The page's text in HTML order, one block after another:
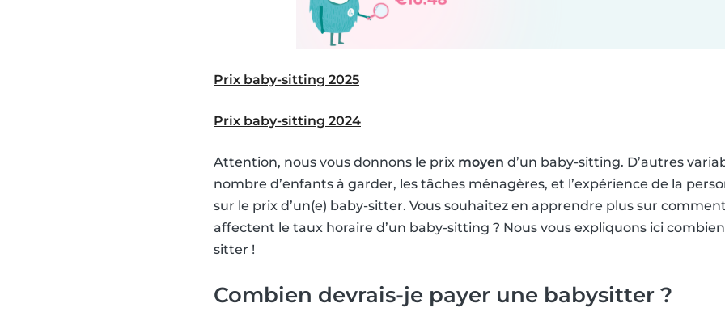
Prix baby-sitting 2025
Prix baby-sitting 2024
Attention, nous vous donnons le prix moyen d’un baby-sitting. D’autres
nombre d’enfants à garder, les tâches ménagères, et l’expérience de la
sur le prix d’un(e) baby-sitter. Vous souhaitez en apprendre plus sur
affectent le taux horaire d’un baby-sitting ? Nous vous expliquons ici
sitter !
Combien devrais-je payer une babysitter ?